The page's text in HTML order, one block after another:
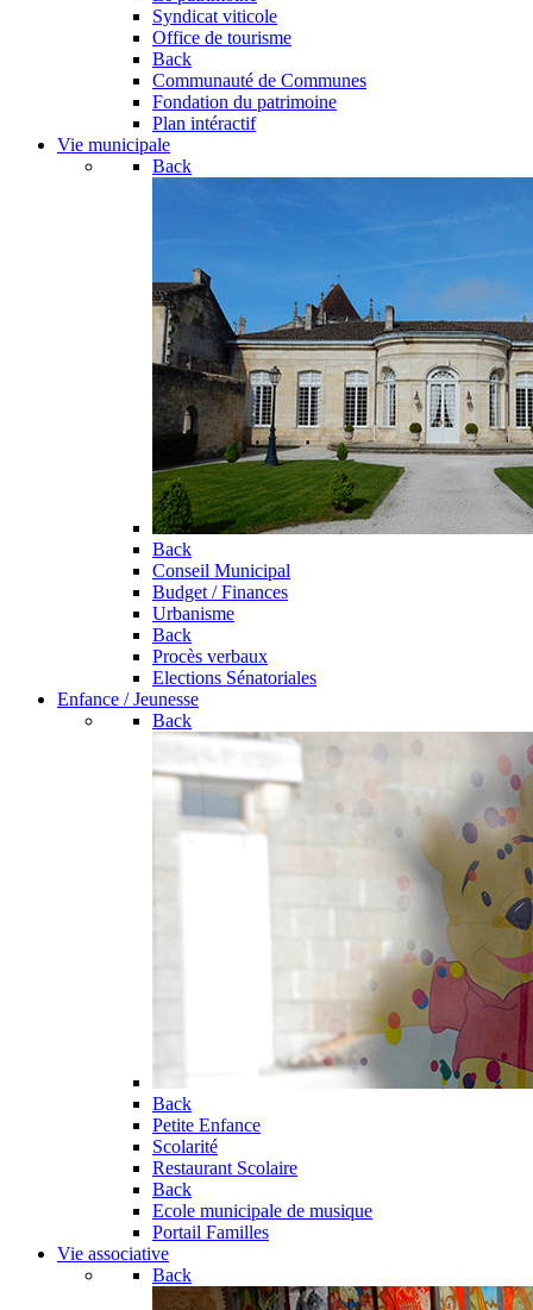
Syndicat viticole
Office de tourisme
Back
Communauté de Communes
Fondation du patrimoine
Plan intéractif
Vie municipale
Back
Back
Conseil Municipal
Budget / Finances
Urbanisme
Back
Procès verbaux
Elections Sénatoriales
Enfance / Jeunesse
Back
Back
Petite Enfance
Scolarité
Restaurant Scolaire
Back
Ecole municipale de musique
Portail Familles
Vie associative
Back